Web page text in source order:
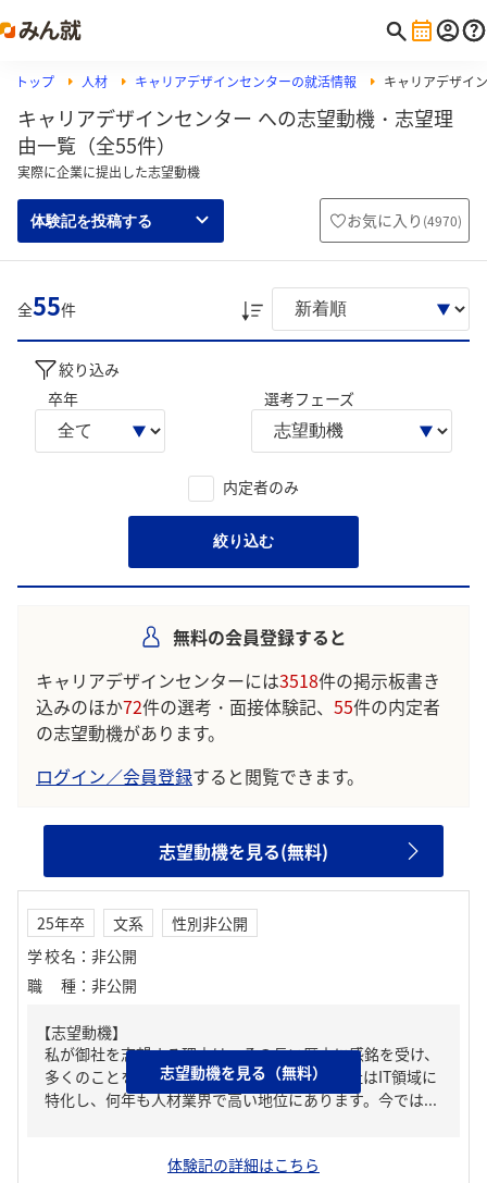
トップ 人材 キャリアデザインセンターの就活情報 キャリアデザイ
キャリアデザインセンター への志望動機・志望理
由一覧（全55件）
実際に企業に提出した志望動機
体験記を投稿する お気に入り (4970)
全55件
絞り込み
卒年
選考フェーズ
内定者のみ
絞り込む
無料の会員登録すると
キャリアデザインセンターには3518件の掲示板書き
込みのほか72件の選考・面接体験記、 55件の内定者
の志望動機があります。
ログイン／会員登録すると閲覧できます。
志望動機を見る(無料)
25年卒 文系
性別非公開
学校名 ： 非公開
職種 ： 非公開
【志望動機】
私が御社を志望する理由は、その長い歴史に感銘を受け、
多くのことを学びたいと考えたからです。御社はIT領域に
特化し、何年も人材業界で高い地位にあります。今では...
体験記の詳細はこちら
志望動機を見る（無料）